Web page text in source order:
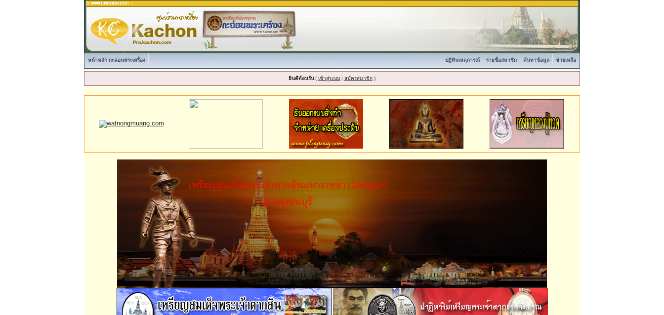
หน้าหลัก กะฉ่อนพระเครื่อง ช่วยเหลือ
ค้นหาข้อมูล
รายชื่อสมาชิก
ปฏิทินเหตุการณ์
ยินดีต้อนรับ ( เข้าสู่ระบบ | สมัครสมาชิก )